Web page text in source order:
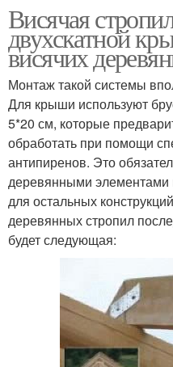
Висячая
двухскатной
висячих
Монтаж такой системы
Для крыши используют
5*20 см, которые
обработать при помощи
антипиренов. Это
деревянными элементами
для остальных
деревянных стропил
будет следующая: